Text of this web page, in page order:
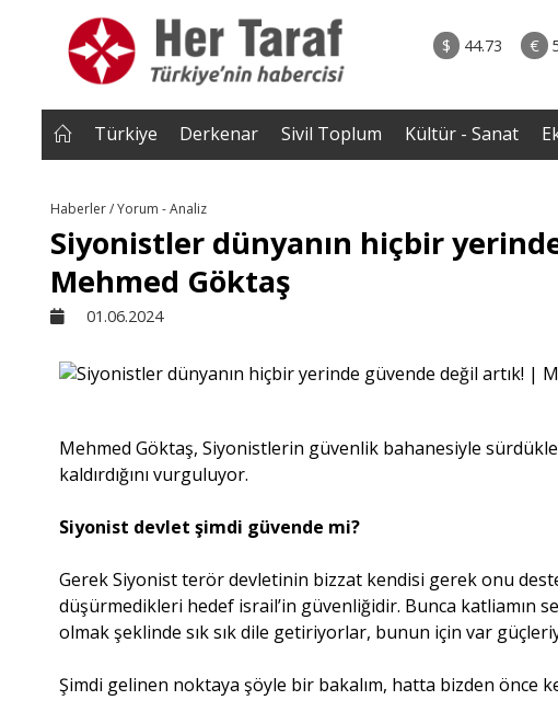
$ 44.73 €
• Türkiye, Pakistan ve Suudi Arabistan imzayı attı!
Mekke Anlaşması yürürlüğe girdi
Türkiye Derkenar Sivil Toplum Kültür - Sanat
Haberler / Yorum - Analiz
Siyonistler dünyanın hiçbir
Mehmed Göktaş
01.06.2024
Mehmed Göktaş, Siyonistlerin güvenlik bahanesiyle
kaldırdığını vurguluyor.
Siyonist devlet şimdi güvende mi?
Gerek Siyonist terör devletinin bizzat kendisi gerek onu
düşürmedikleri hedef israil’in güvenliğidir. Bunca katliamın
olmak şeklinde sık sık dile getiriyorlar, bunun için var
Şimdi gelinen noktaya şöyle bir bakalım, hatta bizden önce